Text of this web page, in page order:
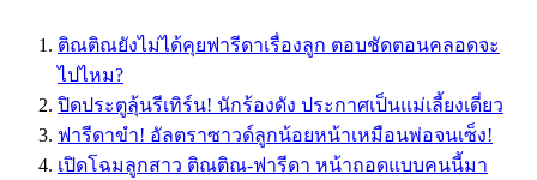
ติณติณยังไม่ได้คุยฟารีดาเรื่องลูก ตอบชัดตอนคลอดจะ
ไปไหม?
ปิดประตูลุ้นรีเทิร์น! นักร้องดัง ประกาศเป็นแม่เลี้ยงเดี่ยว
ฟารีดาขำ! อัลตราซาวด์ลูกน้อยหน้าเหมือนพ่อจนเซ็ง!
เปิดโฉมลูกสาว ติณติณ-ฟารีดา หน้าถอดแบบคนนี้มา